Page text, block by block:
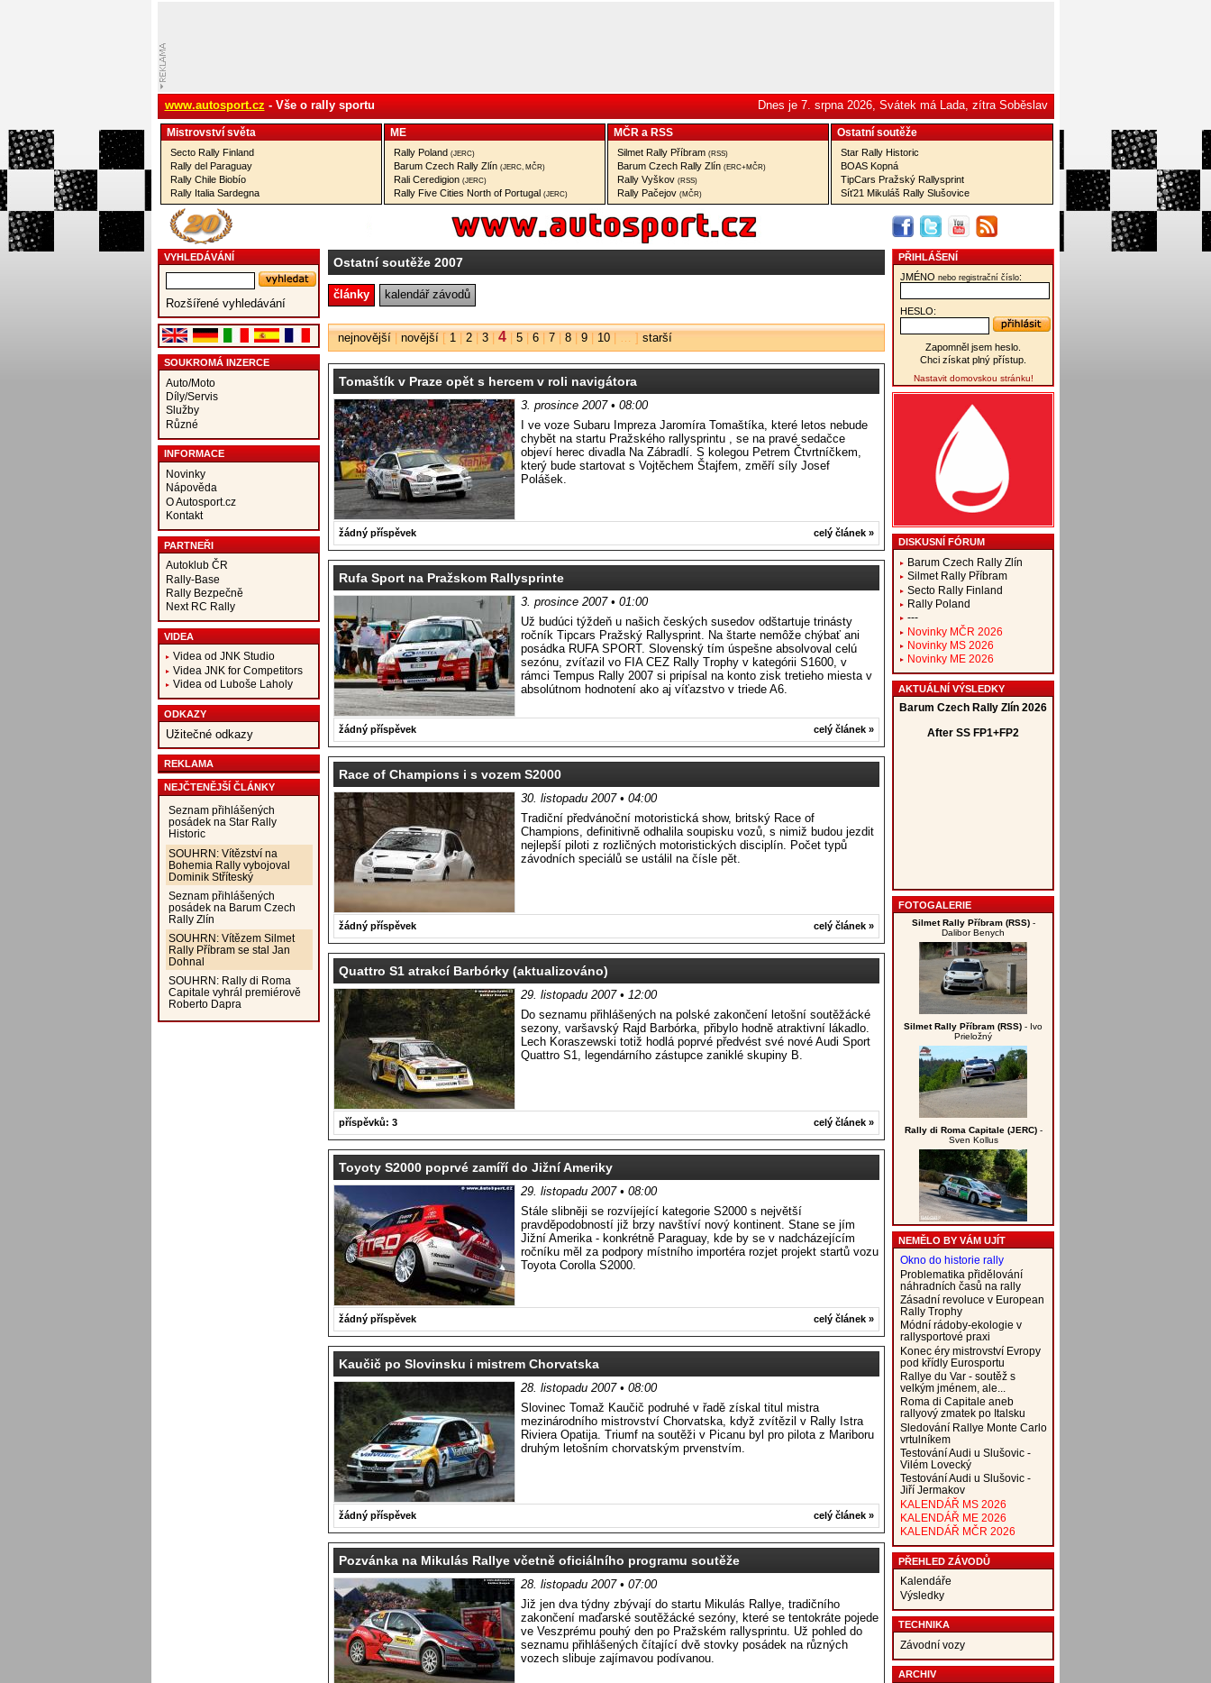
www.autosport.cz - Vše o rally sportu Dnes je 7. srpna 2026, Svátek má Lada, zítra Soběslav
Mistrovství­ světa
Secto Rally Finland
Rally del Paraguay
Rally Chile Biobío
Rally Italia Sardegna
ME
Rally Poland (JERC)
Barum Czech Rally Zlín (JERC, MČR)
Rali Ceredigion (JERC)
Rally Five Cities North of Portugal (JERC)
MČR a RSS
Silmet Rally Příbram (RSS)
Barum Czech Rally Zlín (ERC+MČR)
Rally Vyškov (RSS)
Rally Pačejov (MČR)
Ostatní­ soutěže
Star Rally Historic
BOAS Kopná
TipCars Pražský Rallysprint
Síť21 Mikuláš Rally Slušovice
VYHLEDÁVÁNÍ
Rozšířené vyhledávání
SOUKROMÁ INZERCE
Auto/Moto
Díly/Servis
Služby
Různé
INFORMACE
Novinky
Nápověda
O Autosport.cz
Kontakt
PARTNEŘI
Autoklub ČR
Rally-Base
Rally Bezpečně
Next RC Rally
VIDEA
Videa od JNK Studio
Videa JNK for Competitors
Videa od Luboše Laholy
ODKAZY
Užitečné odkazy
REKLAMA
NEJČTENĚJŠÍ ČLÁNKY
Seznam přihlášených
posádek na Star Rally
Historic
SOUHRN: Vítězství na
Bohemia Rally vybojoval
Dominik Stříteský
Seznam přihlášených
posádek na Barum Czech
Rally Zlín
SOUHRN: Vítězem Silmet
Rally Příbram se stal Jan
Dohnal
SOUHRN: Rally di Roma
Capitale vyhrál premiérově
Roberto Dapra
Ostatní soutěže 2007
články kalendář závodů
nejnovější| novější[ 1| 2| 3| 4| 5| 6| 7| 8| 9| 10| … ] starší
Tomaštík v Praze opět s hercem v roli navigátora
3. prosince 2007 • 08:00
I ve voze Subaru Impreza Jaromíra Tomaštíka, které letos nebude
chybět na startu Pražského rallysprintu , se na pravé sedačce
objeví herec divadla Na Zábradlí. S kolegou Petrem Čtvrtníčkem,
který bude startovat s Vojtěchem Štajfem, změří síly Josef
Polášek.
žádný příspěvek celý článek »
Rufa Sport na Pražskom Rallysprinte
3. prosince 2007 • 01:00
Už budúci týždeň u našich českých susedov odštartuje trinásty
ročník Tipcars Pražský Rallysprint. Na štarte nemôže chýbať ani
posádka RUFA SPORT. Slovenský tím úspešne absolvoval celú
sezónu, zvíťazil vo FIA CEZ Rally Trophy v kategórii S1600, v
rámci Tempus Rally 2007 si pripísal na konto zisk tretieho miesta v
absolútnom hodnotení ako aj víťazstvo v triede A6.
žádný příspěvek celý článek »
Race of Champions i s vozem S2000
30. listopadu 2007 • 04:00
Tradiční předvánoční motoristická show, britský Race of
Champions, definitivně odhalila soupisku vozů, s nimiž budou jezdit
nejlepší piloti z rozličných motoristických disciplín. Počet typů
závodních speciálů se ustálil na čísle pět.
žádný příspěvek celý článek »
Quattro S1 atrakcí Barbórky (aktualizováno)
29. listopadu 2007 • 12:00
Do seznamu přihlášených na polské zakončení letošní soutěžácké
sezony, varšavský Rajd Barbórka, přibylo hodně atraktivní lákadlo.
Lech Koraszewski totiž hodlá poprvé předvést své nové Audi Sport
Quattro S1, legendárního zástupce zaniklé skupiny B.
příspěvků: 3 celý článek »
Toyoty S2000 poprvé zamíří do Jižní Ameriky
29. listopadu 2007 • 08:00
Stále slibněji se rozvíjející kategorie S2000 s největší
pravděpodobností již brzy navštíví nový kontinent. Stane se jím
Jižní Amerika - konkrétně Paraguay, kde by se v nadcházejícím
ročníku měl za podpory místního importéra rozjet projekt startů vozu
Toyota Corolla S2000.
žádný příspěvek celý článek »
Kaučič po Slovinsku i mistrem Chorvatska
28. listopadu 2007 • 08:00
Slovinec Tomaž Kaučič podruhé v řadě získal titul mistra
mezinárodního mistrovství Chorvatska, když zvítězil v Rally Istra
Riviera Opatija. Triumf na soutěži v Picanu byl pro pilota z Mariboru
druhým letošním chorvatským prvenstvím.
žádný příspěvek celý článek »
Pozvánka na Mikulás Rallye včetně oficiálního programu soutěže
28. listopadu 2007 • 07:00
Již jen dva týdny zbývají do startu Mikulás Rallye, tradičního
zakončení maďarské soutěžácké sezóny, které se tentokráte pojede
ve Veszprému pouhý den po Pražském rallysprintu. Už pohled do
seznamu přihlášených čítající dvě stovky posádek na různých
vozech slibuje zajímavou podívanou.
PŘIHLÁŠENÍ
JMÉNO nebo registrační číslo:
HESLO:
Zapomněl jsem heslo.
Chci získat plný přístup.
Nastavit domovskou stránku!
DISKUSNÍ FÓRUM
Barum Czech Rally Zlín
Silmet Rally Příbram
Secto Rally Finland
Rally Poland
---
Novinky MČR 2026
Novinky MS 2026
Novinky ME 2026
AKTUÁLNÍ VÝSLEDKY
FOTOGALERIE
Silmet Rally Příbram (RSS)-
Dalibor Benych
Silmet Rally Příbram (RSS) - Ivo
Prieložný
Rally di Roma Capitale (JERC)-
Sven Kollus
NEMĚLO BY VÁM UJÍT
Okno do historie rally
Problematika přidělování
náhradních časů na rally
Zásadní revoluce v European
Rally Trophy
Módní rádoby-ekologie v
rallysportové praxi
Konec éry mistrovství Evropy
pod křídly Eurosportu
Rallye du Var - soutěž s
velkým jménem, ale...
Roma di Capitale aneb
rallyový zmatek po Italsku
Sledování Rallye Monte Carlo
vrtulníkem
Testování Audi u Slušovic -
Vilém Lovecký
Testování Audi u Slušovic -
Jiří Jermakov
KALENDÁŘ MS 2026
KALENDÁŘ ME 2026
KALENDÁŘ MČR 2026
PŘEHLED ZÁVODŮ
Kalendáře
Výsledky
TECHNIKA
Závodní vozy
ARCHIV